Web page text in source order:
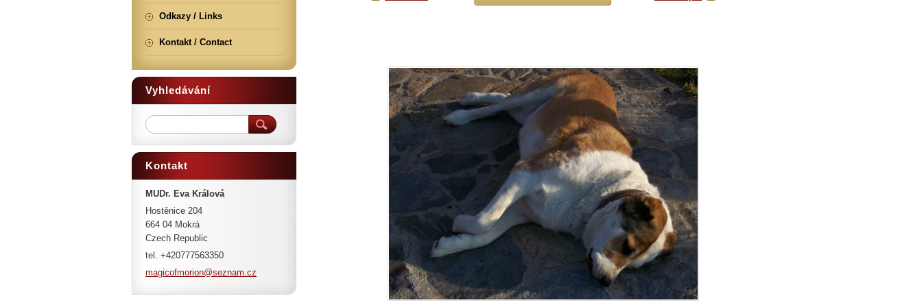
Odkazy / Links
Kontakt / Contact
Vyhledávání
Kontakt
MUDr. Eva Králová
Hostěnice 204
664 04 Mokrá
Czech Republic
tel. +420777563350
magicofmorion@seznam.cz